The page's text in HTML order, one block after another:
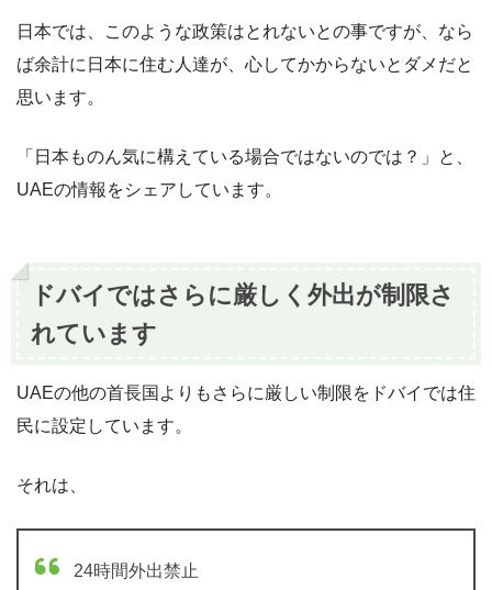
日本では、このような政策はとれないとの事ですが、なら
ば余計に日本に住む人達が、心してかからないとダメだと
思います。
「日本ものん気に構えている場合ではないのでは？」と、
UAEの情報をシェアしています。
ドバイではさらに厳しく外出が制限さ
れています
UAEの他の首長国よりもさらに厳しい制限をドバイでは住
民に設定しています。
それは、
24時間外出禁止